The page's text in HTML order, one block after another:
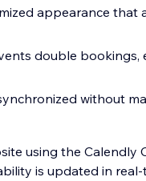
appearance that
double bookings,
without
using the Calendly
is updated in